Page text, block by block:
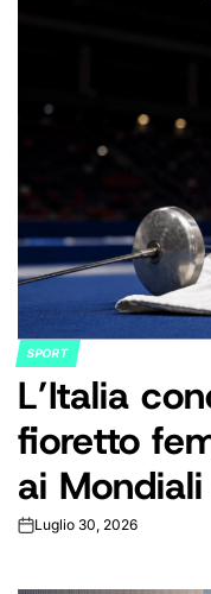
POSTED
IN
SPORT
L’Italia
fioretto
ai
onLuglio 30, 2026